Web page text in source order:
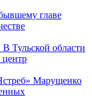
главе
Тульской области
центр
Марущенко